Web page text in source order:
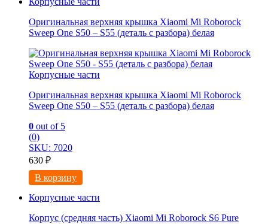
Оригинальная верхняя крышка Xiaomi Mi Roborock
Sweep One S50 – S55 (деталь с разбора) белая
Корпусные части
Оригинальная верхняя крышка Xiaomi Mi Roborock
Sweep One S50 – S55 (деталь с разбора) белая
0 out of 5
(0)
SKU: 7020
630 ₽
В корзину
Корпусные части
Корпус (средняя часть) Xiaomi Mi Roborock S6 Pure